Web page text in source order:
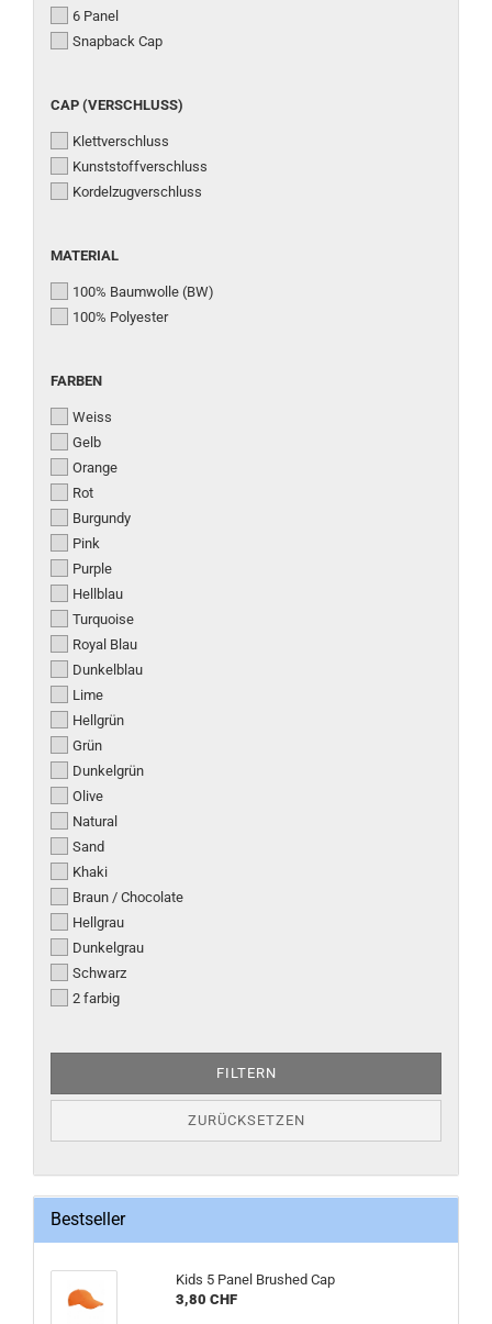
6 Panel
Snapback Cap
CAP
CAP (VERSCHLUSS)
Klettverschluss
Kunststoffverschluss
Kordelzugverschluss
MATERIAL
MATERIAL
100% Baumwolle (BW)
100% Polyester
FARBEN
FARBEN
Weiss
Gelb
Orange
Rot
Burgundy
Pink
Purple
Hellblau
Turquoise
Royal Blau
Dunkelblau
Lime
Hellgrün
Grün
Dunkelgrün
Olive
Natural
Sand
Khaki
Braun / Chocolate
Hellgrau
Dunkelgrau
Schwarz
2 farbig
FILTERN
ZURÜCKSETZEN
Bestseller
Kids 5 Panel Brushed Cap
3,80 CHF